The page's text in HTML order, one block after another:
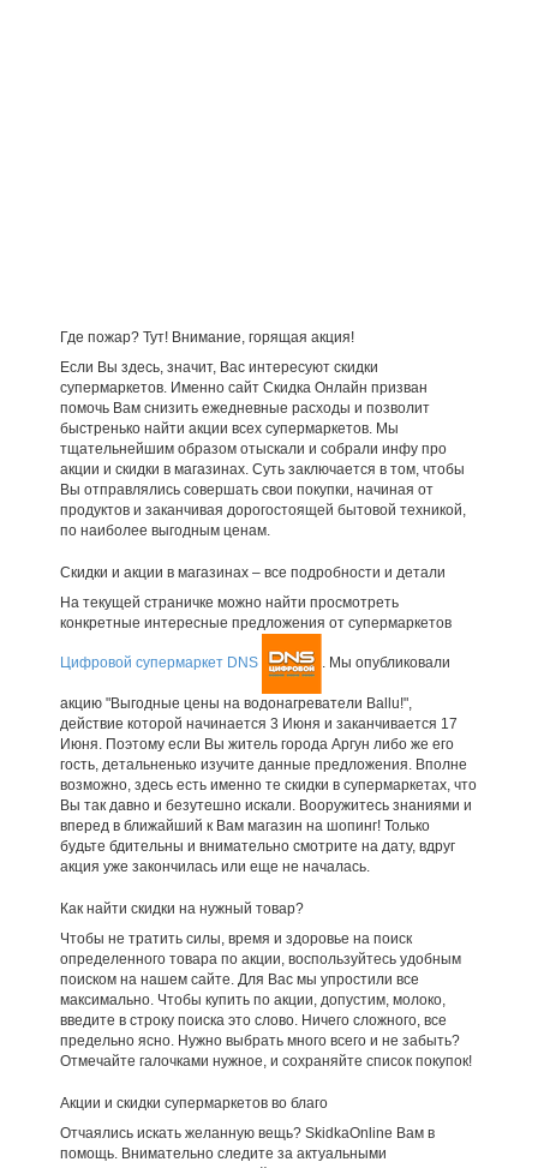
Где пожар? Тут! Внимание, горящая акция!
Если Вы здесь, значит, Вас интересуют скидки
супермаркетов. Именно сайт Скидка Онлайн призван
помочь Вам снизить ежедневные расходы и позволит
быстренько найти акции всех супермаркетов. Мы
тщательнейшим образом отыскали и собрали инфу про
акции и скидки в магазинах. Суть заключается в том, чтобы
Вы отправлялись совершать свои покупки, начиная от
продуктов и заканчивая дорогостоящей бытовой техникой,
по наиболее выгодным ценам.
Скидки и акции в магазинах – все подробности и детали
На текущей страничке можно найти просмотреть
конкретные интересные предложения от супермаркетов
Цифровой супермаркет DNS . Мы опубликовали
акцию "Выгодные цены на водонагреватели Ballu!",
действие которой начинается 3 Июня и заканчивается 17
Июня. Поэтому если Вы житель города Аргун либо же его
гость, детальненько изучите данные предложения. Вполне
возможно, здесь есть именно те скидки в супермаркетах, что
Вы так давно и безутешно искали. Вооружитесь знаниями и
вперед в ближайший к Вам магазин на шопинг! Только
будьте бдительны и внимательно смотрите на дату, вдруг
акция уже закончилась или еще не началась.
Как найти скидки на нужный товар?
Чтобы не тратить силы, время и здоровье на поиск
определенного товара по акции, воспользуйтесь удобным
поиском на нашем сайте. Для Вас мы упростили все
максимально. Чтобы купить по акции, допустим, молоко,
введите в строку поиска это слово. Ничего сложного, все
предельно ясно. Нужно выбрать много всего и не забыть?
Отмечайте галочками нужное, и сохраняйте список покупок!
Акции и скидки супермаркетов во благо
Отчаялись искать желанную вещь? SkidkaOnline Вам в
помощь. Внимательно следите за актуальными